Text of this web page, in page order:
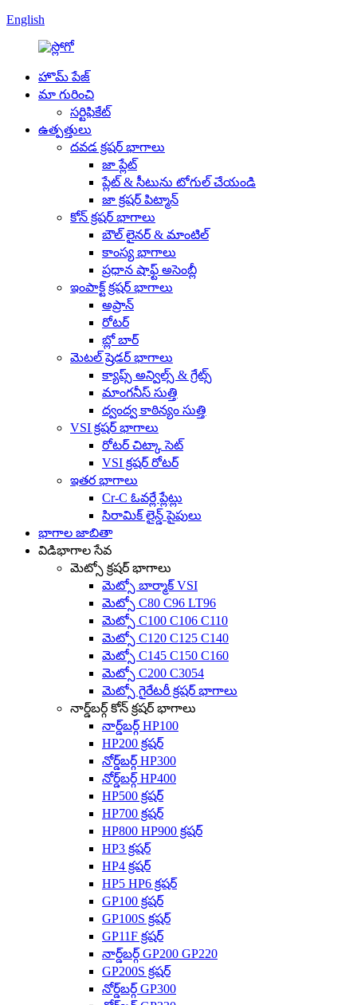
English
హొమ్ పేజ్
మా గురించి
సర్టిఫికేట్
ఉత్పత్తులు
దవడ క్రషర్ భాగాలు
జా ప్లేట్
ప్లేట్ & సీటును టోగుల్ చేయండి
జా క్రషర్ పిట్మాన్
కోన్ క్రషర్ భాగాలు
బౌల్ లైనర్ & మాంటిల్
కాంస్య భాగాలు
ప్రధాన షాఫ్ట్ అసెంబ్లీ
ఇంపాక్ట్ క్రషర్ భాగాలు
అప్రాన్
రోటర్
బ్లో బార్
మెటల్ ష్రెడర్ భాగాలు
క్యాప్స్ అన్విల్స్ & గ్రేట్స్
మాంగనీస్ సుత్తి
ద్వంద్వ కాఠిన్యం సుత్తి
VSI క్రషర్ భాగాలు
రోటర్ చిట్కా సెట్
VSI క్రషర్ రోటర్
ఇతర భాగాలు
Cr-C ఓవర్లే ప్లేట్లు
సిరామిక్ లైన్డ్ పైపులు
భాగాల జాబితా
విడిభాగాల సేవ
మెట్సో క్రషర్ భాగాలు
మెట్సో బార్మాక్ VSI
మెట్సో C80 C96 LT96
మెట్సో C100 C106 C110
మెట్సో C120 C125 C140
మెట్సో C145 C150 C160
మెట్సో C200 C3054
మెట్సో గైరేటరీ క్రషర్ భాగాలు
నార్డ్‌బర్గ్ కోన్ క్రషర్ భాగాలు
నార్డ్‌బర్గ్ HP100
HP200 క్రషర్
నోర్డ్‌బర్గ్ HP300
నోర్డ్‌బర్గ్ HP400
HP500 క్రషర్
HP700 క్రషర్
HP800 HP900 క్రషర్
HP3 క్రషర్
HP4 క్రషర్
HP5 HP6 క్రషర్
GP100 క్రషర్
GP100S క్రషర్
GP11F క్రషర్
నార్డ్‌బర్గ్ GP200 GP220
GP200S క్రషర్
నోర్డ్‌బర్గ్ GP300